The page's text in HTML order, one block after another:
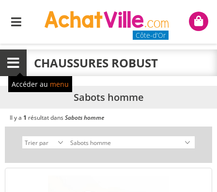
Menu
Côte-d'Or
Mon
Menu CHAUSSURES ROBUST
Accéder au menu
Sabots homme
Il y a 1 résultat dansSabots homme